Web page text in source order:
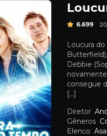
6.699
Loucura
Debbie
consegue
[…]
Diretor
Gêneros
Elenco